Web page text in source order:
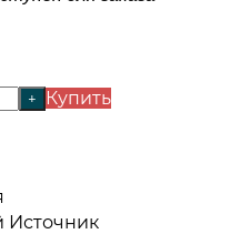
+
Купить
Источник